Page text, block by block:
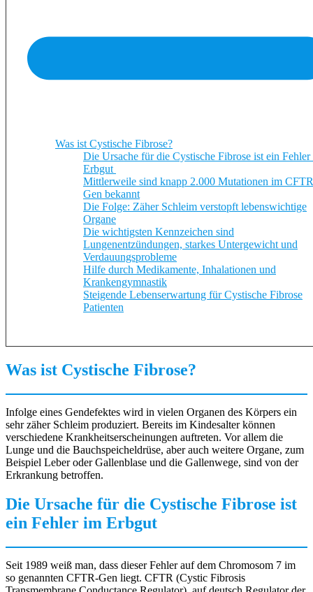
Was ist Cystische Fibrose?
Die Ursache für die Cystische Fibrose ist ein Fehler
Erbgut
Mittlerweile sind knapp 2.000 Mutationen im
Gen bekannt
Die Folge: Zäher Schleim verstopft lebenswichtige
Organe
Die wichtigsten Kennzeichen sind
Lungenentzündungen, starkes Untergewicht und
Verdauungsprobleme
Hilfe durch Medikamente, Inhalationen und
Krankengymnastik
Steigende Lebenserwartung für Cystische Fibrose
Patienten
Was ist Cystische Fibrose?
Infolge eines Gendefektes wird in vielen Organen des Körpers ein
sehr zäher Schleim produziert. Bereits im Kindesalter können
verschiedene Krankheitserscheinungen auftreten. Vor allem die
Lunge und die Bauchspeicheldrüse, aber auch weitere Organe, zum
Beispiel Leber oder Gallenblase und die Gallenwege, sind von der
Erkrankung betroffen.
Die Ursache für die Cystische Fibrose ist
ein Fehler im Erbgut
Seit 1989 weiß man, dass dieser Fehler auf dem Chromosom 7 im
so genannten CFTR-Gen liegt. CFTR (Cystic Fibrosis